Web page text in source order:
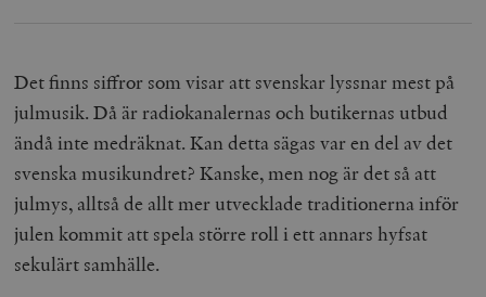
Det finns siffror som visar att svenskar lyssnar mest på
julmusik. Då är radiokanalernas och butikernas utbud
ändå inte medräknat. Kan detta sägas var en del av det
svenska musikundret? Kanske, men nog är det så att
julmys, alltså de allt mer utvecklade traditionerna inför
julen kommit att spela större roll i ett annars hyfsat
sekulärt samhälle.